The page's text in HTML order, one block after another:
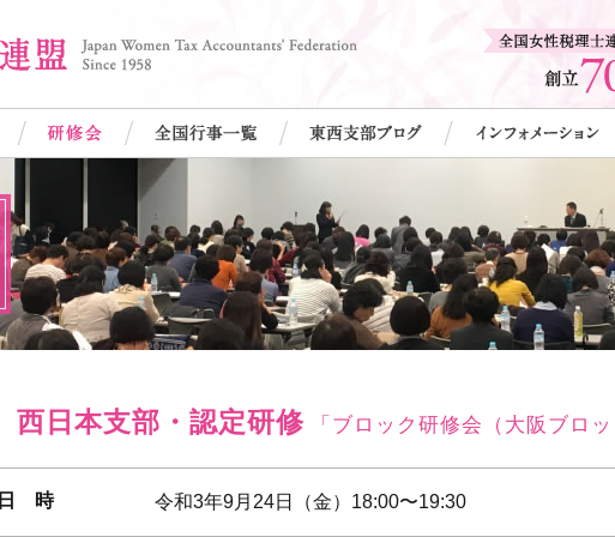
西日本支部・認定研修 「ブロック研修会（大阪ブロ
日 時 令和3年9月24日（金）18:00〜19:30